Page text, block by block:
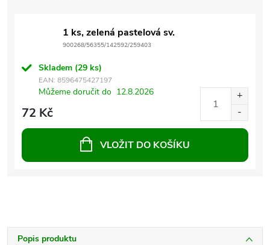
1 ks, zelená pastelová sv.
900268/56355/142592/259403
Skladem (29 ks)
EAN: 8596475427197
Můžeme doručit do 12.8.2026
72 Kč
VLOŽIT DO KOŠÍKU
Popis produktu